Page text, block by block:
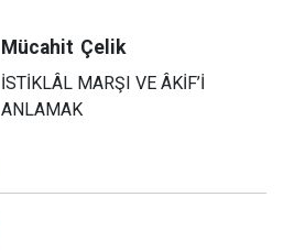
Mücahit Çelik
İSTİKLÂL MARŞI VE ÂKİF’İ
ANLAMAK